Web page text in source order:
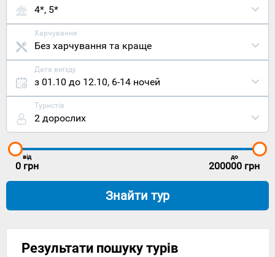
4*, 5*
Харчування
Без харчування та краще
Дата виїзду
з 01.10 до 12.10, 6-14 ночей
Туристів
2 дорослих
від
0 грн
до
200000 грн
Знайти тур
Результати пошуку турів